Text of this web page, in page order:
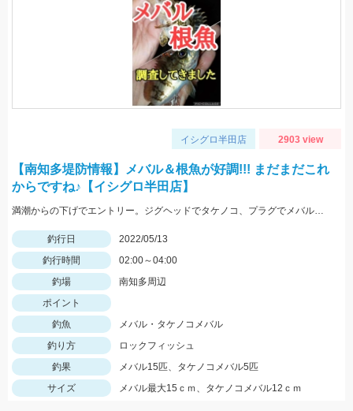
イシグロ半田店 2903 view
【南知多堤防情報】メバル＆根魚が好調!!! まだまだこれ
からですね♪【イシグロ半田店】
満潮からの下げでエントリー。ジグヘッドでタケノコ、プラグでメバルが入れ食いでした。サイズは小さめなので全てリリースしました。
釣行日
2022/05/13
釣行時間
02:00～04:00
釣場
南知多周辺
ポイント
釣魚
メバル・タケノコメバル
釣り方
ロックフィッシュ
釣果
メバル15匹、タケノコメバル5匹
サイズ
メバル最大15ｃｍ、タケノコメバル12ｃｍ